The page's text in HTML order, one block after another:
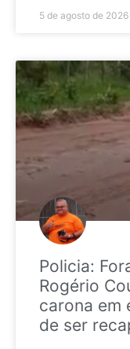
5 de agosto de 2026
Policia:
Rogério
carona em
de ser